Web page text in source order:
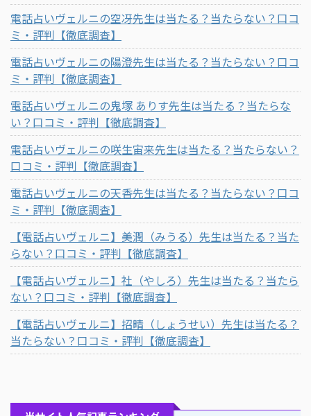
電話占いヴェルニの空冴先生は当たる？当たらない？口コ
ミ・評判【徹底調査】
電話占いヴェルニの陽澄先生は当たる？当たらない？口コ
ミ・評判【徹底調査】
電話占いヴェルニの鬼塚 ありす先生は当たる？当たらな
い？口コミ・評判【徹底調査】
電話占いヴェルニの咲生宙来先生は当たる？当たらない？
口コミ・評判【徹底調査】
電話占いヴェルニの天香先生は当たる？当たらない？口コ
ミ・評判【徹底調査】
【電話占いヴェルニ】美潤（みうる）先生は当たる？当た
らない？口コミ・評判【徹底調査】
【電話占いヴェルニ】社（やしろ）先生は当たる？当たら
ない？口コミ・評判【徹底調査】
【電話占いヴェルニ】招晴（しょうせい）先生は当たる？
当たらない？口コミ・評判【徹底調査】